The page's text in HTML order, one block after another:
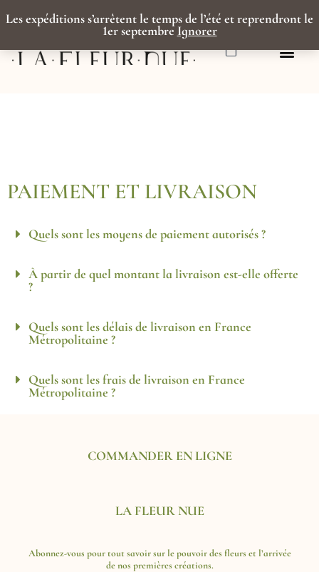
Les expéditions s’arrêtent le temps de l’été et reprendront le
1er septembreIgnorer
au
contenu
Panier
PAIEMENT ET LIVRAISON
Quels sont les moyens de paiement autorisés ?
À partir de quel montant la livraison est-elle offerte
?
Quels sont les délais de livraison en France
Métropolitaine ?
Quels sont les frais de livraison en France
Métropolitaine ?
COMMANDER EN LIGNE
LA FLEUR NUE
Abonnez-vous pour tout savoir sur le pouvoir des fleurs et l’arrivée
de nos premières créations.